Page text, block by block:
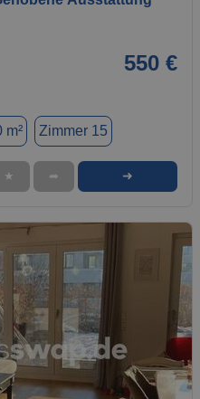
550 €
m² Zimmer 15
★ ➦ ➜